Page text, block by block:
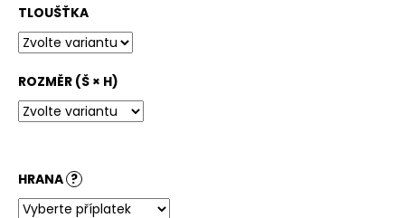
TLOUŠŤKA
ROZMĚR (Š × H)
HRANA ?
m
e
STOLOVÁ
DESKA
KRUHOVÁ
3
880
Kč